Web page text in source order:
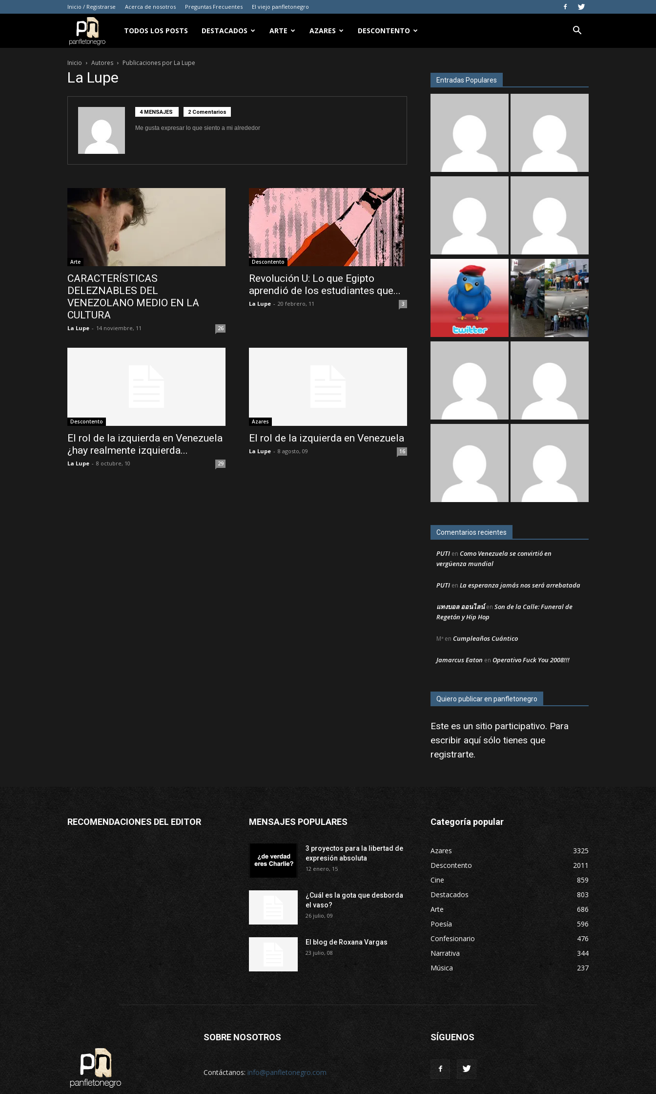
Inicio / Registrarse Acerca de nosotros Preguntas Frecuentes El viejo panfletonegro
panfletonegro
TODOS LOS POSTS DESTACADOS ARTE AZARES DESCONTENTO
Inicio Autores Publicaciones por La Lupe
La Lupe
4 MENSAJES 2 Comentarios
Me gusta expresar lo que siento a mi alrededor
Arte
CARACTERÍSTICAS
DELEZNABLES DEL
VENEZOLANO MEDIO EN LA
CULTURA
La Lupe - 14 noviembre, 11 26
Descontento
Revolución U: Lo que Egipto
aprendió de los estudiantes que...
La Lupe - 20 febrero, 11 3
Descontento
El rol de la izquierda en Venezuela
¿hay realmente izquierda...
La Lupe - 8 octubre, 10 29
Azares
El rol de la izquierda en Venezuela
La Lupe - 8 agosto, 09 16
Entradas Populares
Comentarios recientes
PUTI en Como Venezuela se convirtió en
vergüenza mundial
PUTI en La esperanza jamás nos será arrebatada
แทงบอล ออนไลน์en Son de la Calle: Funeral de
Regetón y Hip Hop
Mª en Cumpleaños Cuántico
Jamarcus Eaton en Operativo Fuck You 2008!!!
Quiero publicar en panfletonegro
Este es un sitio participativo. Para
escribir aquí sólo tienes que
registrarte.
RECOMENDACIONES DEL EDITOR MENSAJES POPULARES
3 proyectos para la libertad de
expresión absoluta
12 enero, 15
¿Cuál es la gota que desborda
el vaso?
26 julio, 09
El blog de Roxana Vargas
23 julio, 08
Categoría popular
Azares
3325
Descontento
2011
Cine
859
Destacados
803
Arte
686
Poesía
596
Confesionario
476
Narrativa
344
Música
237
SOBRE NOSOTROS
Contáctanos: info@panfletonegro.com
SÍGUENOS